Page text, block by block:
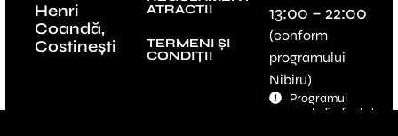
Henri
Coandă,
Costinești
ATRACTII
TERMENI ȘI
CONDIȚII
13:00 – 22:00
(conform
programului
Nibiru)
Programul
poate fi afectat